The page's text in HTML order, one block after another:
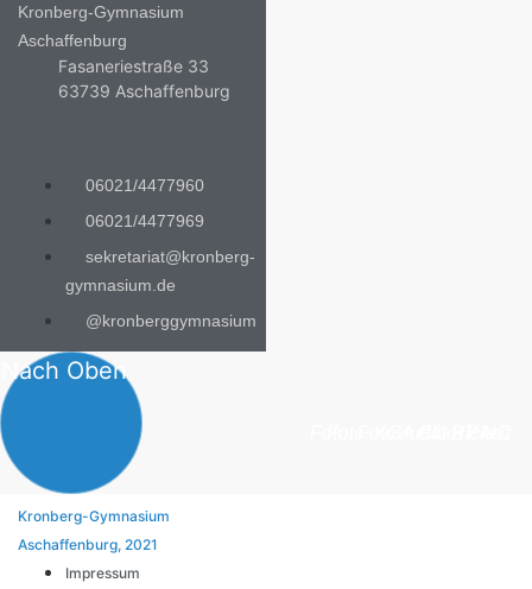
Kronberg-Gymnasium
Aschaffenburg
Fasaneriestraße 33
63739 Aschaffenburg
06021/4477960
06021/4477969
sekretariat@kronberg-
gymnasium.de
@kronberggymnasium
Nach Oben
Kronberg-Gymnasium
Aschaffenburg, 2021
Impressum